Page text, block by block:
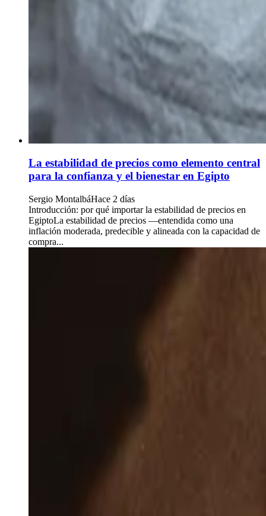
La estabilidad de precios como elemento central
para la confianza y el bienestar en Egipto
Sergio MontalbáHace 2 días
Introducción: por qué importar la estabilidad de precios en
EgiptoLa estabilidad de precios —entendida como una
inflación moderada, predecible y alineada con la capacidad de
compra...